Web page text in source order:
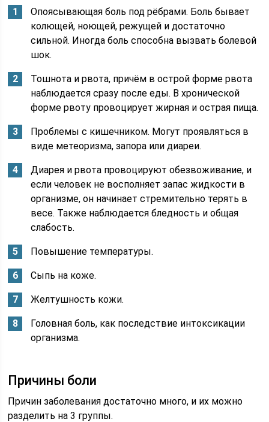
Опоясывающая боль под рёбрами. Боль бывает
колющей, ноющей, режущей и достаточно
сильной. Иногда боль способна вызвать болевой
шок.
Тошнота и рвота, причём в острой форме рвота
наблюдается сразу после еды. В хронической
форме рвоту провоцирует жирная и острая пища.
Проблемы с кишечником. Могут проявляться в
виде метеоризма, запора или диареи.
Диарея и рвота провоцируют обезвоживание, и
если человек не восполняет запас жидкости в
организме, он начинает стремительно терять в
весе. Также наблюдается бледность и общая
слабость.
Повышение температуры.
Сыпь на коже.
Желтушность кожи.
Головная боль, как последствие интоксикации
организма.
Причины боли
Причин заболевания достаточно много, и их можно
разделить на 3 группы.